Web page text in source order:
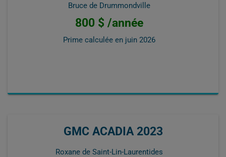
Bruce de Drummondville
800 $ /année
Prime calculée en juin 2026
GMC ACADIA 2023
Roxane de Saint-Lin-Laurentides